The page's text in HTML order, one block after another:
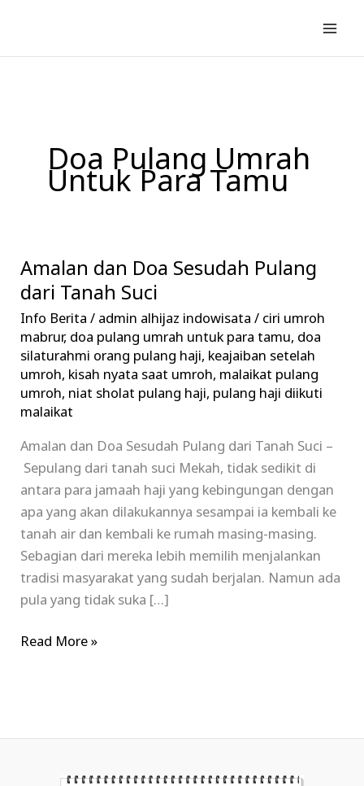
konten
Doa Pulang Umrah
Untuk Para Tamu
Amalan dan Doa Sesudah Pulang
dari Tanah Suci
Info Berita / admin alhijaz indowisata/ ciri umroh
mabrur, doa pulang umrah untuk para tamu, doa
silaturahmi orang pulang haji, keajaiban setelah
umroh, kisah nyata saat umroh, malaikat pulang
umroh, niat sholat pulang haji, pulang haji diikuti
malaikat
Amalan dan Doa Sesudah Pulang dari Tanah Suci –
Sepulang dari tanah suci Mekah, tidak sedikit di
antara para jamaah haji yang kebingungan dengan
apa yang akan dilakukannya sesampai ia kembali ke
tanah air dan kembali ke rumah masing-masing.
Sebagian dari mereka lebih memilih menjalankan
tradisi masyarakat yang sudah berjalan. Namun ada
pula yang tidak suka […]
Amalan
dan
Doa
Sesudah
Pulang
dari
Tanah
Suci
Read More »